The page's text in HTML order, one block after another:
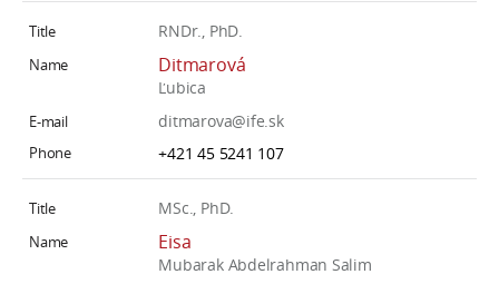
RNDr., PhD.
Ditmarová
Ľubica
ditmarova@ife.sk
+421 45 5241 107
MSc., PhD.
Eisa
Mubarak Abdelrahman Salim